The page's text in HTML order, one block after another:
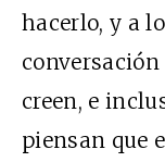
hacerlo, y a
creen, e
piensan que